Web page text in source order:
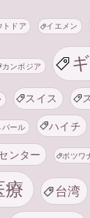
トドア イエメン
カンボジア
スイス
パール ハイチ
ンター ボツワ
療 台湾